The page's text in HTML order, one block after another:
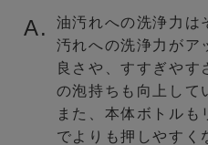
A.
油汚れへの洗浄力は
汚れへの洗浄力がア
良さや、すすぎやす
の泡持ちも向上して
また、本体ボトルも
でよりも押しやすく